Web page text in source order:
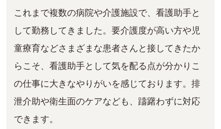
これまで複数の病院や介護施設で、看護助手と
して勤務してきました。要介護度が高い方や児
童療育などさまざまな患者さんと接してきたか
らこそ、看護助手として気を配る点が分かりこ
の仕事に大きなやりがいを感じております。排
泄介助や衛生面のケアなども、躊躇わずに対応
できます。